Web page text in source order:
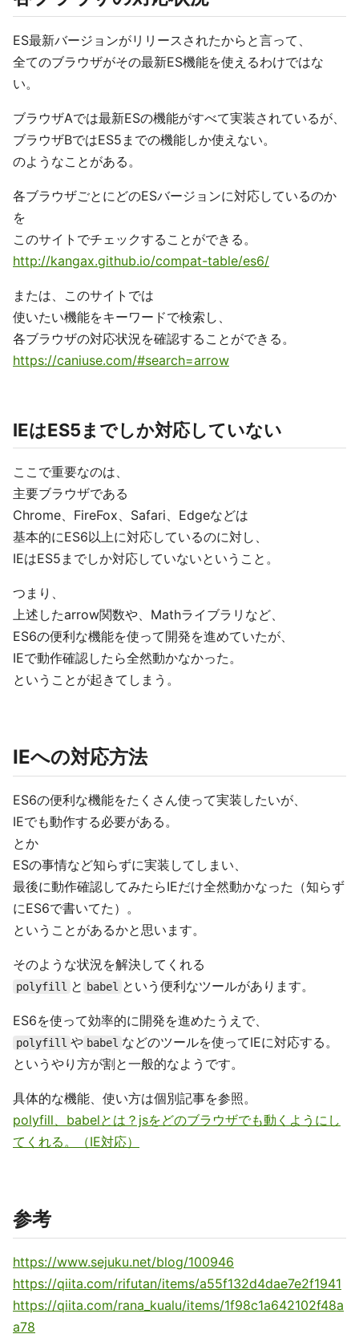
ES最新バージョンがリリースされたからと言って、
全てのブラウザがその最新ES機能を使えるわけではな
い。
ブラウザAでは最新ESの機能がすべて実装されているが、
ブラウザBではES5までの機能しか使えない。
のようなことがある。
各ブラウザごとにどのESバージョンに対応しているのか
を
このサイトでチェックすることができる。
http://kangax.github.io/compat-table/es6/
または、このサイトでは
使いたい機能をキーワードで検索し、
各ブラウザの対応状況を確認することができる。
https://caniuse.com/#search=arrow
IEはES5までしか対応していない
ここで重要なのは、
主要ブラウザである
Chrome、FireFox、Safari、Edgeなどは
基本的にES6以上に対応しているのに対し、
IEはES5までしか対応していないということ。
つまり、
上述したarrow関数や、Mathライブラリなど、
ES6の便利な機能を使って開発を進めていたが、
IEで動作確認したら全然動かなかった。
ということが起きてしまう。
IEへの対応方法
ES6の便利な機能をたくさん使って実装したいが、
IEでも動作する必要がある。
とか
ESの事情など知らずに実装してしまい、
最後に動作確認してみたらIEだけ全然動かなった（知らず
にES6で書いてた）。
ということがあるかと思います。
そのような状況を解決してくれる
polyfill と babel という便利なツールがあります。
ES6を使って効率的に開発を進めたうえで、
polyfill や babel などのツールを使ってIEに対応する。
というやり方が割と一般的なようです。
具体的な機能、使い方は個別記事を参照。
polyfill、babelとは？jsをどのブラウザでも動くようにし
てくれる。（IE対応）
参考
https://www.sejuku.net/blog/100946
https://qiita.com/rifutan/items/a55f132d4dae7e2f1941
https://qiita.com/rana_kualu/items/1f98c1a642102f48a
a78